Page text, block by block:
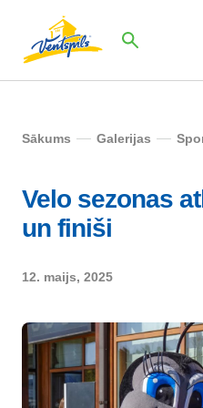
Sākums Galerijas
Velo sezonas
un finiši
12. maijs, 2025